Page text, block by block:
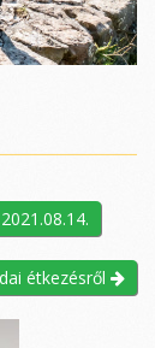
étkezésről